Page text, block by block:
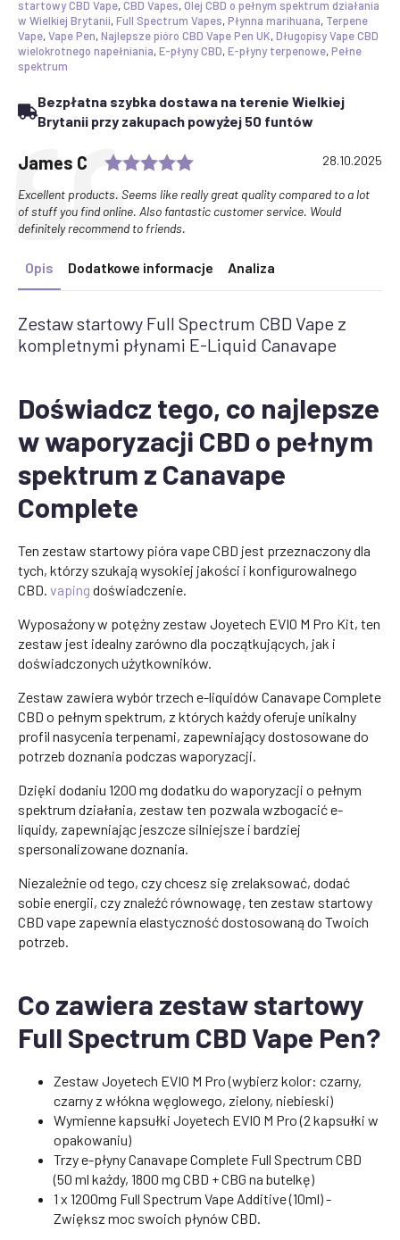
kompletne
płyny
E-
Liquids
-
i
wymienne
kapsułki
startowy CBD Vape,CBD Vapes,Olej CBD o pełnym spektrum działania
w Wielkiej Brytanii,Full Spectrum Vapes,Płynna marihuana, Terpene
Vape,Vape Pen,Najlepsze pióro CBD Vape Pen UK,Długopisy Vape CBD
wielokrotnego napełniania,E-płyny CBD,E-płyny terpenowe,Pełne
spektrum
Bezpłatna szybka dostawa na terenie Wielkiej
Brytanii przy zakupach powyżej 50 funtów
Testimonial
Author:
James C Rating: 5.0 out of 5 stars
Date:
28.10.2025
Text:
Excellent products. Seems like really great quality compared to a lot
of stuff you find online. Also fantastic customer service. Would
definitely recommend to friends.
Opis Dodatkowe informacje Analiza
Zestaw startowy Full Spectrum CBD Vape z
kompletnymi płynami E-Liquid Canavape
Doświadcz tego, co najlepsze
w waporyzacji CBD o pełnym
spektrum z Canavape
Complete
Ten zestaw startowy pióra vape CBD jest przeznaczony dla
tych, którzy szukają wysokiej jakości i konfigurowalnego
CBD. vaping doświadczenie.
Wyposażony w potężny zestaw Joyetech EVIO M Pro Kit, ten
zestaw jest idealny zarówno dla początkujących, jak i
doświadczonych użytkowników.
Zestaw zawiera wybór trzech e-liquidów Canavape Complete
CBD o pełnym spektrum, z których każdy oferuje unikalny
profil nasycenia terpenami, zapewniający dostosowane do
potrzeb doznania podczas waporyzacji.
Dzięki dodaniu 1200 mg dodatku do waporyzacji o pełnym
spektrum działania, zestaw ten pozwala wzbogacić e-
liquidy, zapewniając jeszcze silniejsze i bardziej
spersonalizowane doznania.
Niezależnie od tego, czy chcesz się zrelaksować, dodać
sobie energii, czy znaleźć równowagę, ten zestaw startowy
CBD vape zapewnia elastyczność dostosowaną do Twoich
potrzeb.
Co zawiera zestaw startowy
Full Spectrum CBD Vape Pen?
Zestaw Joyetech EVIO M Pro (wybierz kolor: czarny,
czarny z włókna węglowego, zielony, niebieski)
Wymienne kapsułki Joyetech EVIO M Pro (2 kapsułki w
opakowaniu)
Trzy e-płyny Canavape Complete Full Spectrum CBD
(50 ml każdy, 1800 mg CBD + CBG na butelkę)
1 x 1200mg Full Spectrum Vape Additive (10ml) -
Zwiększ moc swoich płynów CBD.